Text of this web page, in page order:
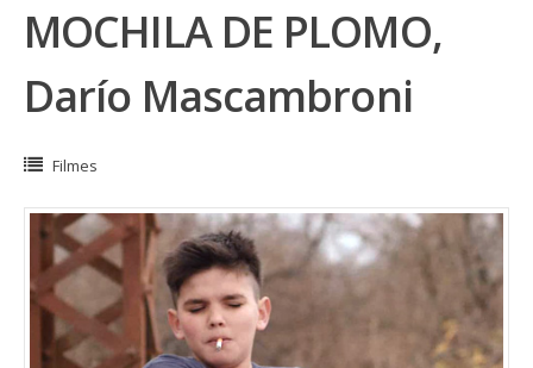
MOCHILA DE PLOMO,
Darío Mascambroni
Filmes